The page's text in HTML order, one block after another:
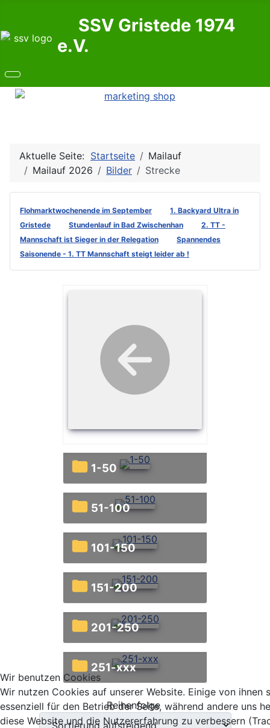
SSV Gristede 1974
e.V.
Aktuelle Seite: Startseite
Mailauf
Mailauf 2026
Bilder Strecke
Flohmarktwochenende im September
1. Backyard Ultra in
Gristede
Stundenlauf in Bad Zwischenhan
2. TT -
Mannschaft ist Sieger in der Relegation
Spannendes
Saisonende - 1. TT Mannschaft steigt leider ab !
1-50
51-100
101-150
151-200
201-250
251-xxx
Reihenfolge
Wir benutzen Cookies
Wir nutzen Cookies auf unserer Website. Einige von ihnen
essenziell für den Betrieb der Seite, während andere uns
diese Website und die Nutzererfahrung zu verbessern